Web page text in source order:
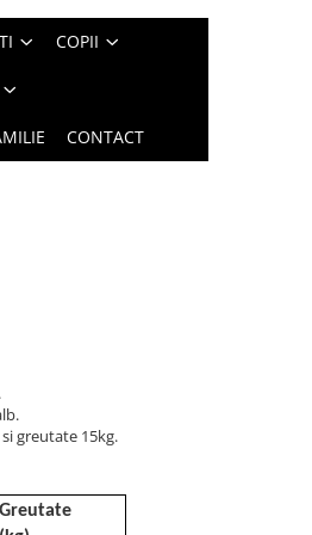
COPII
CONTACT
greutate 15kg.
Greutate